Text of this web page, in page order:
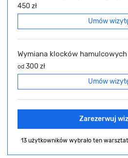
450 zł
Umów
Wymiana klocków hamulcowych
od 300 zł
Umów
Zarezerwuj
13 użytkowników wybrało ten warsztat